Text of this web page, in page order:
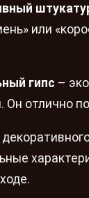
или
гипс –
Он отлично